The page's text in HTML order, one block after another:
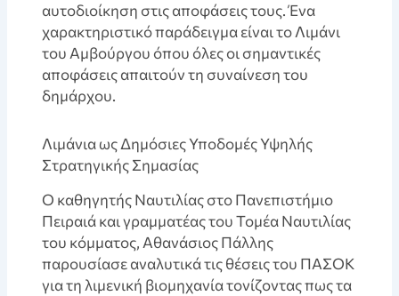
αυτοδιοίκηση στις αποφάσεις τους. Ένα
χαρακτηριστικό παράδειγμα είναι το Λιμάνι
του Αμβούργου όπου όλες οι σημαντικές
αποφάσεις απαιτούν τη συναίνεση του
δημάρχου.
Λιμάνια ως Δημόσιες Υποδομές Υψηλής
Στρατηγικής Σημασίας
Ο καθηγητής Ναυτιλίας στο Πανεπιστήμιο
Πειραιά και γραμματέας του Τομέα Ναυτιλίας
του κόμματος, Αθανάσιος Πάλλης
παρουσίασε αναλυτικά τις θέσεις του ΠΑΣΟΚ
για τη λιμενική βιομηχανία τονίζοντας πως τα